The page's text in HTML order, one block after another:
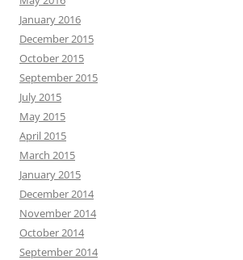
January 2016
December 2015
October 2015
September 2015
July 2015
May 2015
April 2015
March 2015
January 2015
December 2014
November 2014
October 2014
September 2014